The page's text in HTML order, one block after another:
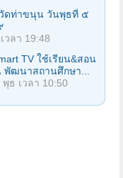
วัดท่าขนุน วันพุธที่ ๕
วลา 19:48
TV ใช้เรียน&สอน
พัฒนาสถานศึกษา...
พุธ เวลา 10:50